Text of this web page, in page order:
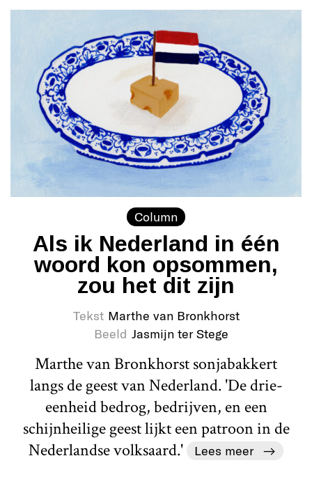
Column
Als ik Nederland in één
woord kon opsommen,
zou het dit zijn
Tekst Marthe van Bronkhorst
Beeld Jasmijn ter Stege
Marthe van Bronkhorst sonjabakkert
langs de geest van Nederland. 'De drie-
eenheid bedrog, bedrijven, en een
schijnheilige geest lijkt een patroon in de
Nederlandse volksaard.'
Lees meer